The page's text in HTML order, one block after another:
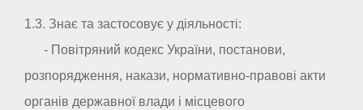
1.3. Знає та застосовує у діяльності:
- Повітряний кодекс України, постанови,
розпорядження, накази, нормативно-правові акти
органів державної влади і місцевого